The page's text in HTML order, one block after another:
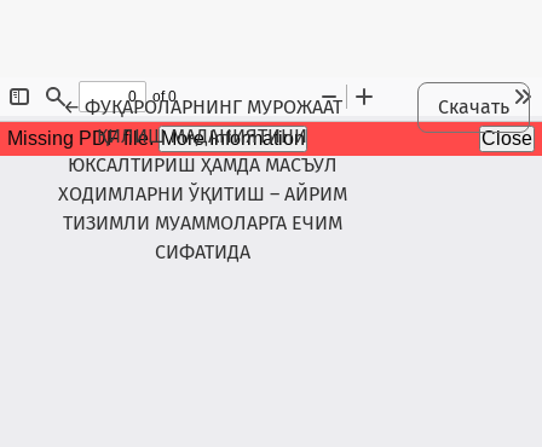
←Maqola tafsilotlariga qaytish
ФУҚАРОЛАРНИНГ МУРОЖААТ
ҚИЛИШ МАДАНИЯТИНИ
ЮКСАЛТИРИШ ҲАМДА МАСЪУЛ
ХОДИМЛАРНИ ЎҚИТИШ – АЙРИМ
ТИЗИМЛИ МУАММОЛАРГА ЕЧИМ
СИФАТИДА
Скачать